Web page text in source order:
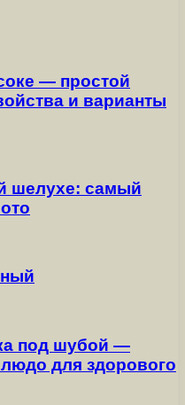
— простой
и варианты
шелухе: самый
под шубой —
для здорового